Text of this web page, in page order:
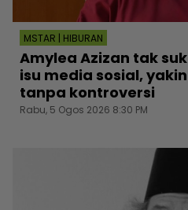
MSTAR | HIBURAN
Amylea Azizan tak
isu media sosial,
tanpa kontroversi
Rabu, 5 Ogos 2026 8:30 PM